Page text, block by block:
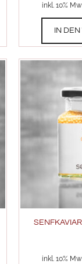
inkl. 10%
IN
inkl. 10%